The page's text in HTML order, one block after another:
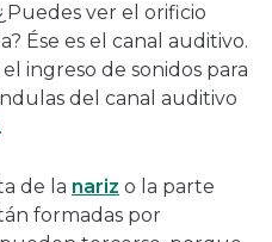
ver el orificio
Ése es el canal auditivo.
ingreso de sonidos para
del canal auditivo
.
de la nariz o la parte
formadas por